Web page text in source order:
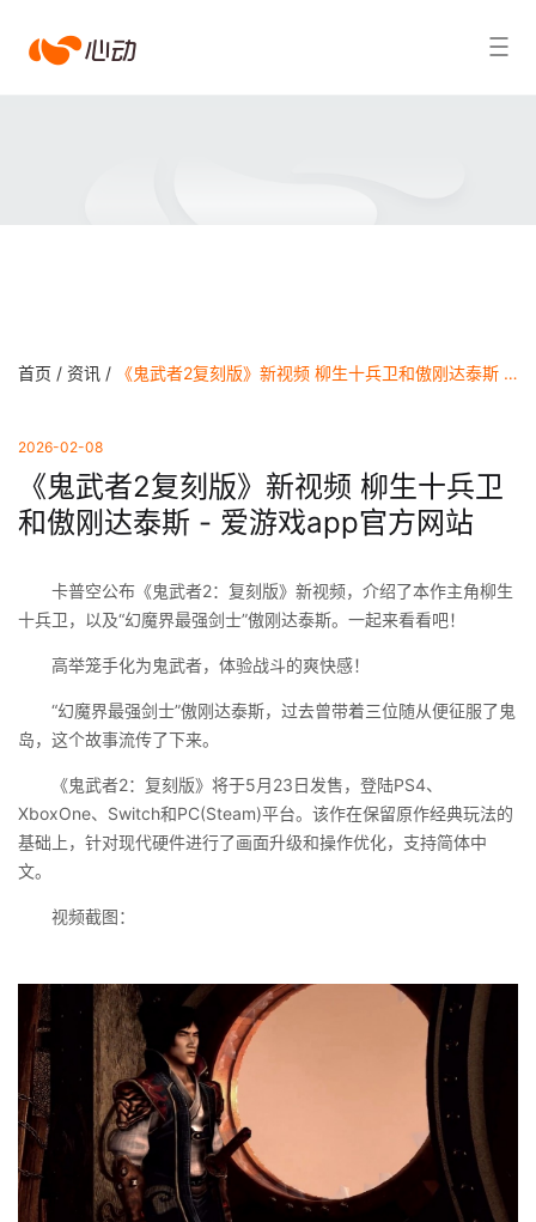
爱搜索结果
首页 / 资讯 / 《鬼武者2复刻版》新视频 柳生十兵卫和傲刚达泰斯 - 爱游戏app官方网站
2026-02-08
《鬼武者2复刻版》新视频 柳生十兵卫
和傲刚达泰斯 - 爱游戏app官方网站
卡普空公布《鬼武者2：复刻版》新视频，介绍了本作主角柳生
十兵卫，以及“幻魔界最强剑士”傲刚达泰斯。一起来看看吧！
高举笼手化为鬼武者，体验战斗的爽快感！
“幻魔界最强剑士”傲刚达泰斯，过去曾带着三位随从便征服了鬼
岛，这个故事流传了下来。
《鬼武者2：复刻版》将于5月23日发售，登陆PS4、
XboxOne、Switch和PC(Steam)平台。该作在保留原作经典玩法的
基础上，针对现代硬件进行了画面升级和操作优化，支持简体中
文。
视频截图：